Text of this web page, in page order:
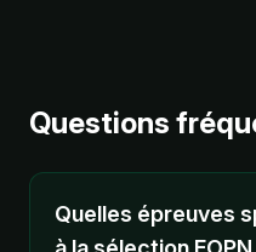
Questions
Quelles épreuves